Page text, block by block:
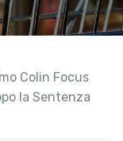
Colin Focus
la Sentenza